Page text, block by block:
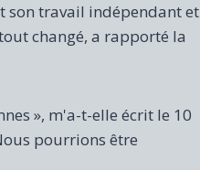
son travail indépendant et
changé, a rapporté la
», m'a-t-elle écrit le 10
pourrions être